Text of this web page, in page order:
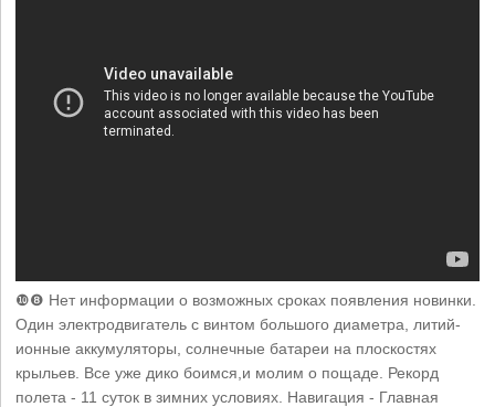
❿❽ Нет информации о возможных сроках появления новинки.
Один электродвигатель с винтом большого диаметра, литий-
ионные аккумуляторы, солнечные батареи на плоскостях
крыльев. Все уже дико боимся,и молим о пощаде. Рекорд
полета - 11 суток в зимних условиях. Навигация - Главная